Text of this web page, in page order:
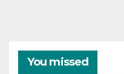
You missed